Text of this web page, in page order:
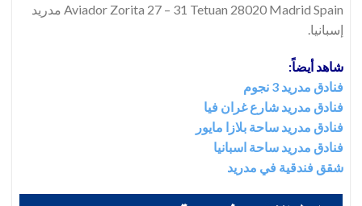
Aviador Zorita 27 – 31 Tetuan 28020 Madrid Spain مدريد
إسبانيا.
شاهد أيضاً:
فنادق مدريد 3 نجوم
فنادق مدريد شارع غران فيا
فنادق مدريد ساحة بلازا مايور
فنادق مدريد ساحة اسبانيا
شقق فندقية في مدريد